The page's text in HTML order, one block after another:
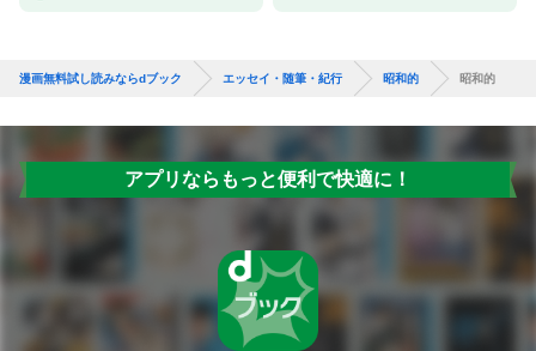
漫画無料試し読みならdブック エッセイ・随筆・紀行 昭和的 昭和的
アプリならもっと便利で快適に！